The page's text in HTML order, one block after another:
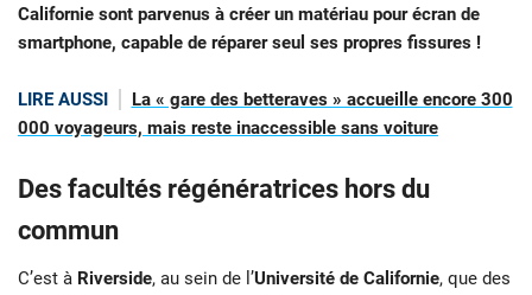
Californie sont parvenus à créer un matériau pour écran de
smartphone, capable de réparer seul ses propres fissures !
LIRE AUSSI
La « gare des betteraves » accueille encore 300
000 voyageurs, mais reste inaccessible sans voiture
Des facultés régénératrices hors du
commun
C’est à Riverside, au sein de l’Université de Californie, que des